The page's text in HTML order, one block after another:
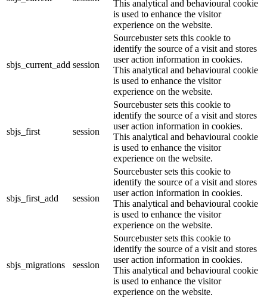
This analytical and behavioural cookie
is used to enhance the visitor
experience on the website.
sbjs_current_add session
Sourcebuster sets this cookie to
identify the source of a visit and stores
user action information in cookies.
This analytical and behavioural cookie
is used to enhance the visitor
experience on the website.
sbjs_first session
Sourcebuster sets this cookie to
identify the source of a visit and stores
user action information in cookies.
This analytical and behavioural cookie
is used to enhance the visitor
experience on the website.
sbjs_first_add session
Sourcebuster sets this cookie to
identify the source of a visit and stores
user action information in cookies.
This analytical and behavioural cookie
is used to enhance the visitor
experience on the website.
sbjs_migrations session
Sourcebuster sets this cookie to
identify the source of a visit and stores
user action information in cookies.
This analytical and behavioural cookie
is used to enhance the visitor
experience on the website.